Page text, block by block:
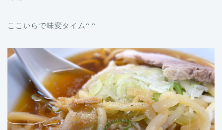
ここいらで味変タイム^ ^